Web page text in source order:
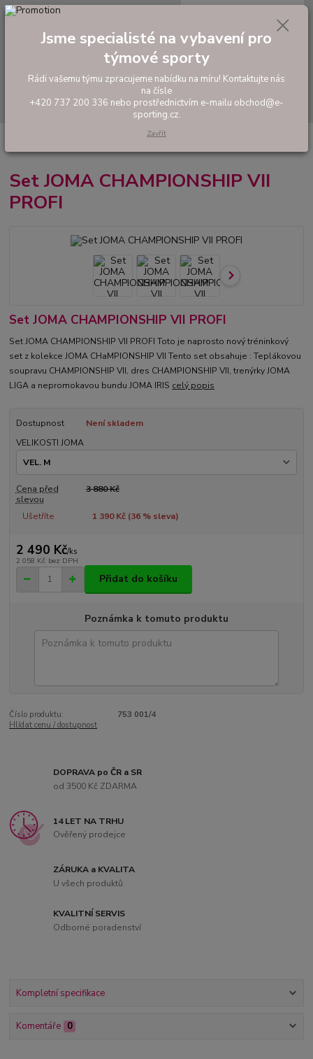
Hledat
tel: +420 737 200 336
0,00 Kč
Hráčské sety a soupravy
VII PROFI
Set JOMA CHAMPIONSHIP VII
PROFI
Set JOMA CHAMPIONSHIP VII PROFI
Set JOMA CHAMPIONSHIP VII PROFI Toto je naprosto nový tréninkový
set z kolekce JOMA CHaMPIONSHIP VII Tento set obsahuje : Teplákovou
soupravu CHAMPIONSHIP VII, dres CHAMPIONSHIP VII, trenýrky JOMA
LIGA a nepromokavou bundu JOMA IRIS celý popis
Dostupnost
Není skladem
VELIKOSTI JOMA
Cena před
slevou
3 880 Kč
Ušetříte 1 390 Kč (36% sleva)
2 490 Kč/ks
2 058 Kč bez DPH
Přidat do košíku
Poznámka k tomuto produktu
Číslo produktu:
753 001/4
Hlídat cenu / dostupnost
DOPRAVA po ČR a SR
od 3500 Kč ZDARMA
14 LET NA TRHU
Ověřený prodejce
ZÁRUKA a KVALITA
U všech produktů
KVALITNÍ SERVIS
Odborné poradenství
Kompletní specifikace
Komentáře 0
Jsme specialisté na vybavení pro
týmové sporty
Rádi vašemu týmu zpracujeme nabídku na míru! Kontaktujte nás
na čísle
+420 737 200 336 nebo prostřednictvím e-mailu obchod@e-
sporting.cz.
Zavřít